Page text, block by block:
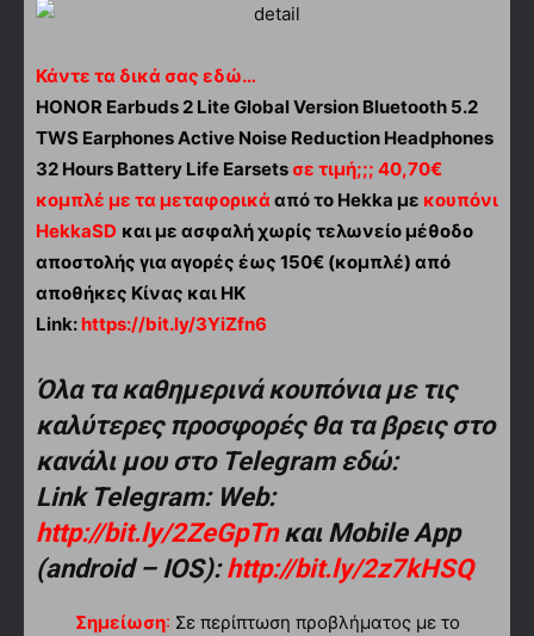
Κάντε τα δικά σας εδώ…
HONOR Earbuds 2 Lite Global Version Bluetooth 5.2
TWS Earphones Active Noise Reduction Headphones
32 Hours Battery Life Earsets σε τιμή;;; 40,70€
κομπλέ με τα μεταφορικά από τo Hekka με κουπόνι
HekkaSD και με ασφαλή χωρίς τελωνείο μέθοδο
αποστολής για αγορές έως 150€ (κομπλέ) από
αποθήκες Κίνας και ΗΚ
Link: https://bit.ly/3YiZfn6
Όλα τα καθημερινά κουπόνια με τις
καλύτερες προσφορές θα τα βρεις στο
κανάλι μου στο Telegram εδώ:
Link Telegram: Web:
http://bit.ly/2ZeGpTnκαι Mobile App
(android – IOS):http://bit.ly/2z7kHSQ
Σημείωση: Σε περίπτωση προβλήματος με το